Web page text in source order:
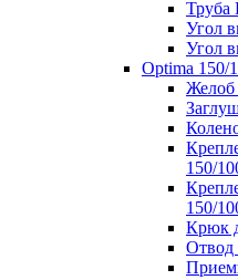
Труба
Угол
Угол
Optima 150/
Желоб
150/
150/
Крюк
Отвод